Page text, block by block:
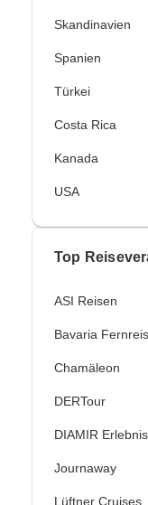
Skandinavien
Spanien
Türkei
Costa Rica
Kanada
USA
Top
ASI Reisen
Bavaria
Chamäleon
DERTour
DIAMIR
Journaway
Lüftner Cruises